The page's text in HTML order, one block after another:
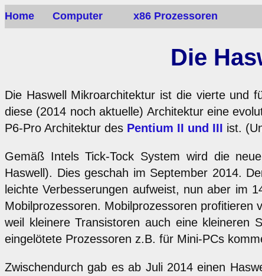
Home Computer x86 Prozessoren
Die
Die Haswell Mikroarchitektur ist die vierte und
diese (2014 noch aktuelle) Architektur eine
P6-Pro Architektur des Pentium II und III ist.
Gemäß Intels Tick-Tock System wird die
Haswell). Dies geschah im September 2014.
leichte Verbesserungen aufweist, nun aber im
Mobilprozessoren. Mobilprozessoren profitieren
weil kleinere Transistoren auch eine kleineren
eingelötete Prozessoren z.B. für Mini-PCs
Zwischendurch gab es ab Juli 2014 einen